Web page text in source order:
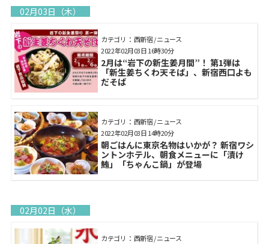
02月03日（木）
カテゴリ： 西新宿 / ニュース
2月は“岩下の新生姜月間”！ 第1弾は
「新生姜ちくわ天そば」、新宿西口よも
だそば
2022年02月03日 16時30分
カテゴリ： 西新宿 / ニュース
朝ごはんに東京名物はいかが？ 新宿ワシ
ントンホテル、朝食メニューに「漬け
鮪」「ちゃんこ鍋」が登場
2022年02月03日 14時20分
02月02日（水）
カテゴリ： 西新宿 / ニュース